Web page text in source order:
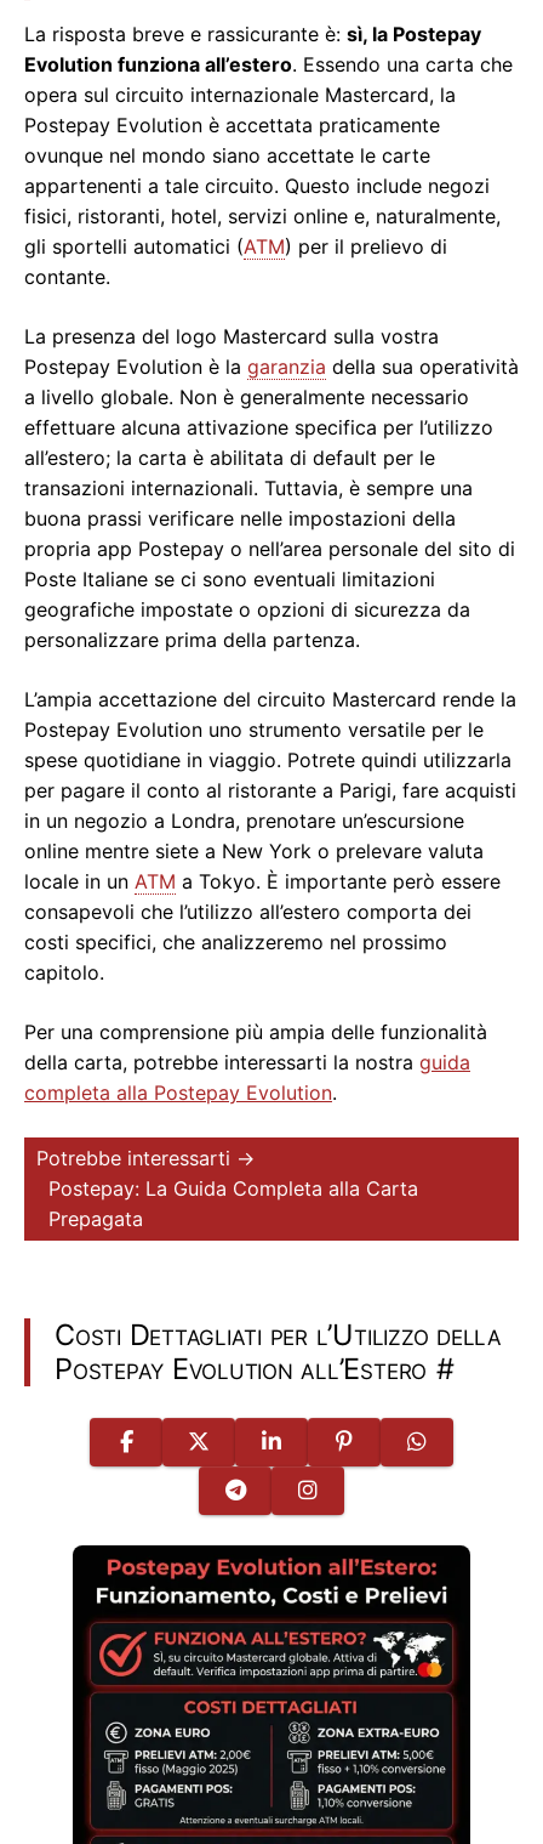
La risposta breve e rassicurante è: sì, la Postepay
Evolution funziona all’estero. Essendo una carta che
opera sul circuito internazionale Mastercard, la
Postepay Evolution è accettata praticamente
ovunque nel mondo siano accettate le carte
appartenenti a tale circuito. Questo include negozi
fisici, ristoranti, hotel, servizi online e, naturalmente,
gli sportelli automatici (ATM) per il prelievo di
contante.
La presenza del logo Mastercard sulla vostra
Postepay Evolution è la garanzia della sua operatività
a livello globale. Non è generalmente necessario
effettuare alcuna attivazione specifica per l’utilizzo
all’estero; la carta è abilitata di default per le
transazioni internazionali. Tuttavia, è sempre una
buona prassi verificare nelle impostazioni della
propria app Postepay o nell’area personale del sito di
Poste Italiane se ci sono eventuali limitazioni
geografiche impostate o opzioni di sicurezza da
personalizzare prima della partenza.
L’ampia accettazione del circuito Mastercard rende la
Postepay Evolution uno strumento versatile per le
spese quotidiane in viaggio. Potrete quindi utilizzarla
per pagare il conto al ristorante a Parigi, fare acquisti
in un negozio a Londra, prenotare un’escursione
online mentre siete a New York o prelevare valuta
locale in un ATM a Tokyo. È importante però essere
consapevoli che l’utilizzo all’estero comporta dei
costi specifici, che analizzeremo nel prossimo
capitolo.
Per una comprensione più ampia delle funzionalità
della carta, potrebbe interessarti la nostra guida
completa alla Postepay Evolution.
Potrebbe interessarti →
Postepay: La Guida Completa alla Carta
Prepagata
Costi Dettagliati per l’Utilizzo della
Postepay Evolution all’Estero #